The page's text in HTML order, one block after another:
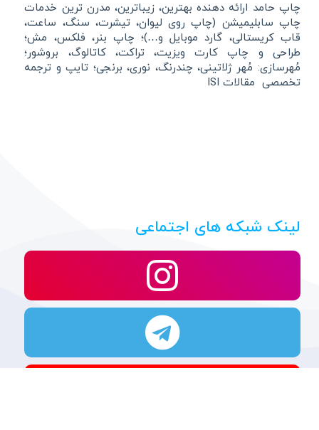
چاپ حامد ارائه دهنده بهترین، زیباترین، مدرن ترین خدمات
چاپ سابلیمیشن (چاپ روی لیوان، تیشرت، سنگ، ساعت،
قاب کریستالی، گارد موبایل و…)؛ چاپ بنر، فلکس، مش؛
طراحی و چاپ کارت ویزیت، تراکت، کاتالوگ، بروشور؛
مُهرسازی: مُهر ژلاتینی، چندرنگ، نوری، برنجی؛ تایپ و ترجمه
تخصصی مقالات ISI
لینک شبکه های اجتماعی